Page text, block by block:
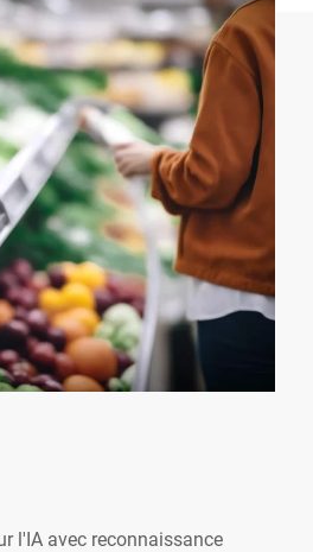
l'IA avec reconnaissance